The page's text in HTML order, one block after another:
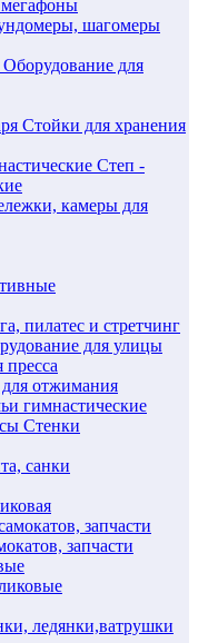
шагомеры
Оборудование для
Стойки для хранения
Степ -
камеры для
пилатес и стретчинг
для улицы
пресса
отжимания
гимнастические
Стенки
санки
запчасти
ледянки,ватрушки